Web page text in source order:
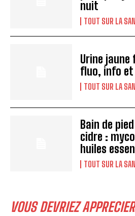
nuit
TOUT SUR LA
Urine
fluo, info et
TOUT SUR LA
Bain de
cidre :
huiles
TOUT SUR LA
VOUS DEVRIEZ APPRECIER